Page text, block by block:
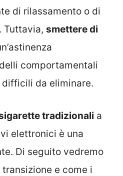
di rilassamento o di
Tuttavia, smettere di
comportamentali
da eliminare.
tradizionali a
elettronici è una
Di seguito vedremo
e come i